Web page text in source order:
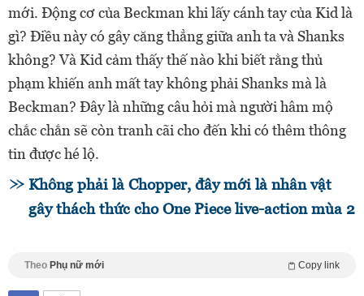
mới. Động cơ của Beckman khi lấy cánh tay của Kid là
gì? Điều này có gây căng thẳng giữa anh ta và Shanks
không? Và Kid cảm thấy thế nào khi biết rằng thủ
phạm khiến anh mất tay không phải Shanks mà là
Beckman? Đây là những câu hỏi mà người hâm mộ
chắc chắn sẽ còn tranh cãi cho đến khi có thêm thông
tin được hé lộ.
Không phải là Chopper, đây mới là nhân vật
gây thách thức cho One Piece live-action mùa 2
Theo Phụ nữ mới Copy link